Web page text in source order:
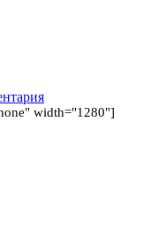
width="1280"]